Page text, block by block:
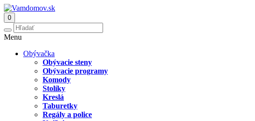
0
Menu
Obývačka
Obývacie steny
Obývacie programy
Komody
Stolíky
Kreslá
Taburetky
Regály a police